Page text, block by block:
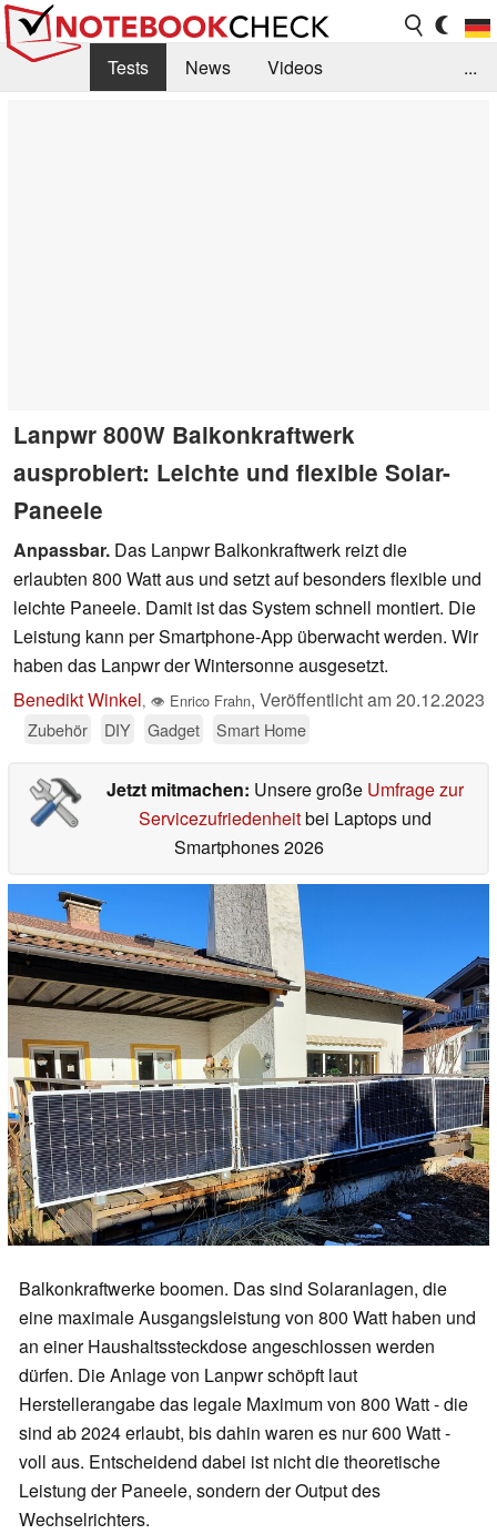
Tests News
Videos
...
Lanpwr 800W Balkonkraftwerk
ausprobiert: Leichte und flexible Solar-
Paneele
Anpassbar. Das Lanpwr Balkonkraftwerk reizt die
erlaubten 800 Watt aus und setzt auf besonders flexible und
leichte Paneele. Damit ist das System schnell montiert. Die
Leistung kann per Smartphone-App überwacht werden. Wir
haben das Lanpwr der Wintersonne ausgesetzt.
Benedikt Winkel, 👁 Enrico Frahn, Veröffentlicht am20.12.2023
Zubehör DIY Gadget Smart Home
Jetzt mitmachen: Unsere große Umfrage zur
Servicezufriedenheitbei Laptops und
Smartphones 2026
Balkonkraftwerke boomen. Das sind Solaranlagen, die
eine maximale Ausgangsleistung von 800 Watt haben und
an einer Haushaltssteckdose angeschlossen werden
dürfen. Die Anlage von Lanpwr schöpft laut
Herstellerangabe das legale Maximum von 800 Watt - die
sind ab 2024 erlaubt, bis dahin waren es nur 600 Watt -
voll aus. Entscheidend dabei ist nicht die theoretische
Leistung der Paneele, sondern der Output des
Wechselrichters.